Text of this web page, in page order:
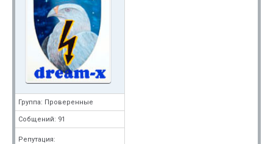
Группа: Проверенные
Собщений: 91
Репутация: